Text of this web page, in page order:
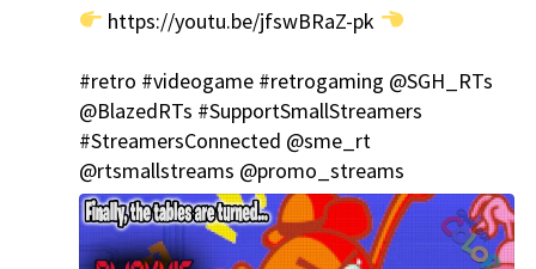
https://youtu.be/jfswBRaZ-pk
#retro #videogame #retrogaming @SGH_RTs
@BlazedRTs #SupportSmallStreamers
#StreamersConnected @sme_rt
@rtsmallstreams @promo_streams